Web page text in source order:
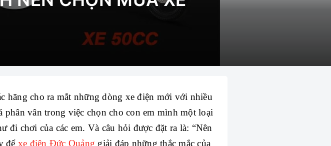
hãng cho ra mắt những dòng xe điện mới với nhiều
vân trong việc chọn cho con em mình một loại
chơi của các em. Và câu hỏi được đặt ra là: “Nên
để xe điện Đức Quảng giải đáp những thắc mắc của